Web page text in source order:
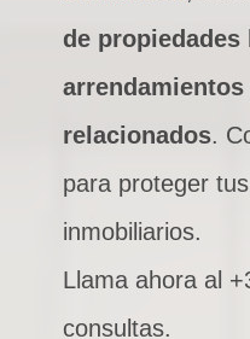
de propiedades
relacionados.
para proteger
inmobiliarios.
Llama ahora al
consultas.